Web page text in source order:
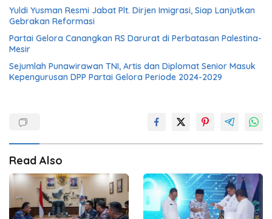
Yuldi Yusman Resmi Jabat Plt. Dirjen Imigrasi, Siap Lanjutkan
Gebrakan Reformasi
Partai Gelora Canangkan RS Darurat di Perbatasan Palestina-
Mesir
Sejumlah Punawirawan TNI, Artis dan Diplomat Senior Masuk
Kepengurusan DPP Partai Gelora Periode 2024-2029
Read Also